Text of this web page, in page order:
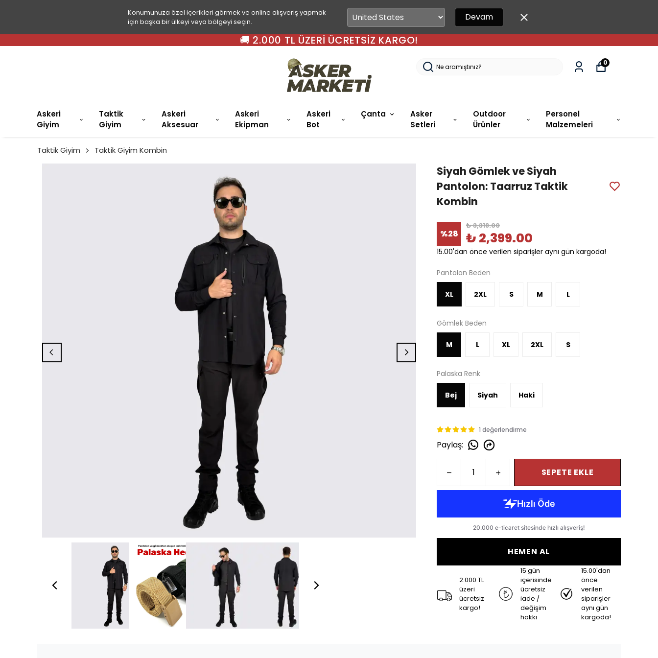
Konumunuza özel içerikleri görmek ve online alışveriş yapmak
için başka bir ülkeyi veya bölgeyi seçin.
Devam
🚚 2.000 TL ÜZERI ÜCRETSIZ KARGO!
Askeri
Giyim
Taktik
Giyim
Askeri
Aksesuar
Askeri
Ekipman
Askeri
Bot
Çanta
Asker
Setleri
Outdoor
Ürünler
Personel
Malzemeleri
0
Taktik Giyim Taktik Giyim Kombin
Siyah Gömlek ve Siyah
Pantolon: Taarruz Taktik
Kombin
%28
₺ 3,318.00
₺ 2,399.00
15.00'dan önce verilen siparişler aynı gün kargoda!
Pantolon Beden
XL 2XL S M L
Gömlek Beden
M L XL 2XL S
Palaska Renk
Bej Siyah Haki
1 değerlendirme
Paylaş:
SEPETE EKLE
HEMEN AL
2.000 TL
üzeri
ücretsiz
kargo!
15 gün
içerisinde
ücretsiz
iade /
değişim
hakkı
15.00'dan
önce
verilen
siparişler
aynı gün
kargoda!